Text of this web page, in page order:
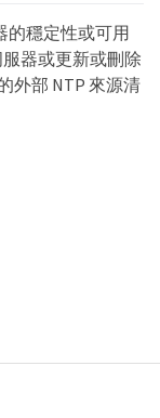
的穩定性或可用
器或更新或刪除
外部 NTP 來源清